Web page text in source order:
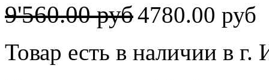
9'560.00 руб4780.00 руб
Товар есть в наличии в г.